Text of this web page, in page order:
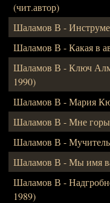
(чит.автор)
Шаламов В -
Шаламов В - Какая в
Шаламов В - Ключ
1990)
Шаламов В - Мария
Шаламов В - Мне горы
Шаламов В -
Шаламов В - Мы имя
Шаламов В -
1989)